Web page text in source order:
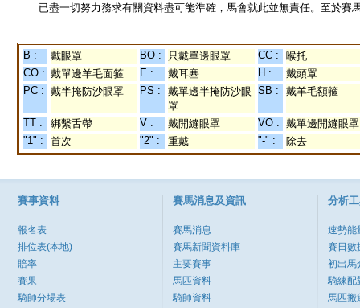
已盡一切努力務求有關資料盡可能準確，馬會就此並無責任。至於賽
B : 戴眼罩 BO : 只戴單邊眼罩 CC :
喉托
CO : 戴單邊羊毛面箍 E : 戴耳塞 H :
戴頭罩
PC : 戴半掩防沙眼罩 PS :
戴單邊半掩防沙眼
罩
SB : 戴羊毛額箍
TT : 綁繫舌帶 V : 戴開縫眼罩 VO : 戴單邊開縫眼罩
"1" :
首次 "2" : 重戴 "-" : 除去
賽事資料
報名表
排位表(本地)
賠率
賽果
騎師分場表
賽馬消息及資訊
賽馬消息
賽馬新聞資料庫
主要賽事
馬匹資料
騎師資料
分析
速勢能
賽日數
初出馬
騎練配
馬匹搬